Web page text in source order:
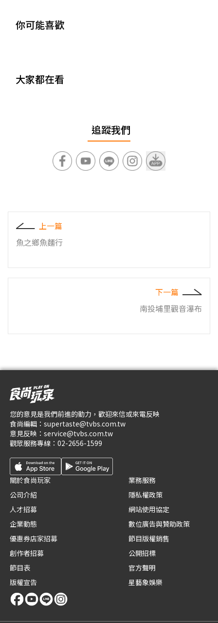
你可能喜歡
大家都在看
追蹤我們
上一篇
魚之鄉魚麵行
下一篇
南投埔里觀音瀑布
您的意見是我們前進的動力，歡迎來信或來電反映
食尚編輯： supertaste@tvbs.com.tw
意見反映： service@tvbs.com.tw
觀眾服務專線： 02-2656-1599
關於食尚玩家
公司介紹
人才招募
企業動態
優惠券店家招募
創作者招募
節目表
版權宣告
業務服務
隱私權政策
網站使用協定
數位廣告與贊助政策
節目版權銷售
公開招標
官方聲明
星藝象娛樂